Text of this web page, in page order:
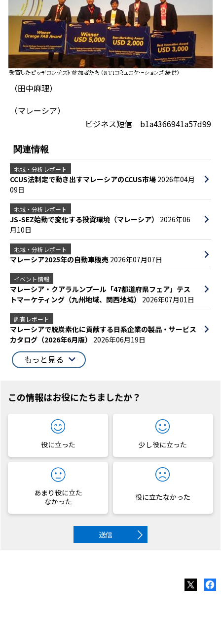
（田中麻理）
（マレーシア）
ビジネス短信 b1a4366941a57d99
関連情報
地域・分析レポート
CCUS法制定で動き出すマレーシアのCCUS市場 2026年04月
09日
地域・分析レポート
JS-SEZ始動で変化する投資環境（マレーシア） 2026年06
月10日
地域・分析レポート
マレーシア2025年の自動車販売 2026年07月07日
イベント情報
マレーシア・クアラルンプール「47都道府県フェア」テス
トマーケティング（九州地域、関西地域） 2026年07月01日
調査レポート
マレーシアで脱炭素化に貢献する日系企業の製品・サービス
カタログ（2026年6月版） 2026年06月19日
もっと見る
この情報はお役にたちましたか？
役に立った 少し役に立った
あまり役に立た
なかった
役に立たなかった
送信